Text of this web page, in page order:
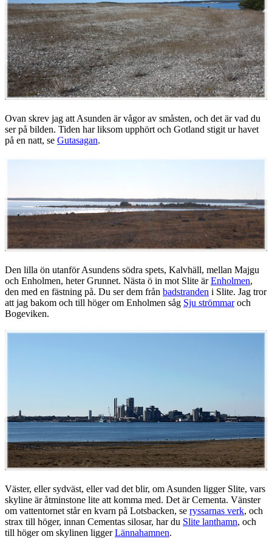
Ovan skrev jag att Asunden är vågor av småsten, och det är vad du
ser på bilden. Tiden har liksom upphört och Gotland stigit ur havet
på en natt, se Gutasagan.
Den lilla ön utanför Asundens södra spets, Kalvhäll, mellan Majgu
och Enholmen, heter Grunnet. Nästa ö in mot Slite ärEnholmen,
den med en fästning på. Du ser dem från badstranden i Slite. Jag tror
att jag bakom och till höger om Enholmen såg Sju strömmaroch
Bogeviken.
Väster, eller sydväst, eller vad det blir, om Asunden ligger Slite, vars
skyline är åtminstone lite att komma med. Det är Cementa. Vänster
om vattentornet står en kvarn på Lotsbacken, se ryssarnas verk, och
strax till höger, innan Cementas silosar, har du Slite lanthamn, och
till höger om skylinen liggerLännahamnen.